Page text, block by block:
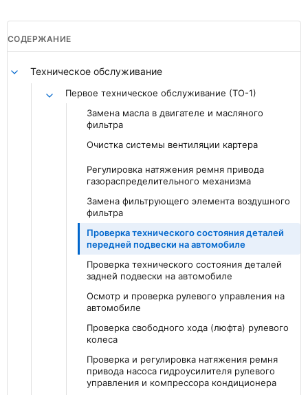
СОДЕРЖАНИЕ
Техническое обслуживание
Первое техническое обслуживание (ТО-1)
Замена масла в двигателе и масляного
фильтра
Очистка системы вентиляции картера
Регулировка натяжения ремня привода
газораспределительного механизма
Замена фильтрующего элемента воздушного
фильтра
Проверка технического состояния деталей
передней подвески на автомобиле
Проверка технического состояния деталей
задней подвески на автомобиле
Осмотр и проверка рулевого управления на
автомобиле
Проверка свободного хода (люфта) рулевого
колеса
Проверка и регулировка натяжения ремня
привода насоса гидроусилителя рулевого
управления и компрессора кондиционера